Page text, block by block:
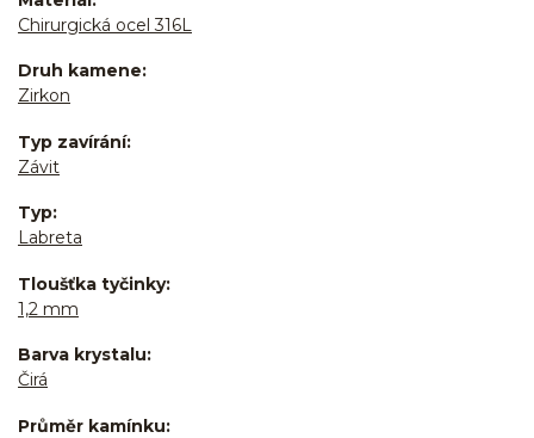
Chirurgická ocel 316L
Druh kamene
Zirkon
Typ zavírání
Závit
Typ
Labreta
Tloušťka tyčinky
1,2 mm
Barva krystalu
Čirá
Průměr kamínku